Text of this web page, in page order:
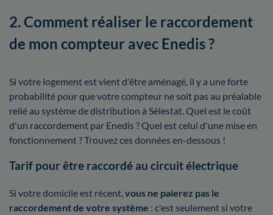
2. Comment réaliser le raccordement
de mon compteur avec Enedis ?
Si votre logement est vient d'être aménagé, il y a une forte
probabilité pour que votre compteur ne soit pas au préalable
relié au système de distribution à Sélestat. Quel est le coût
d'un raccordement par Enedis ? Quel est celui d'une mise en
fonctionnement ? Trouvez ces données en-dessous !
Tarif pour être raccordé au circuit électrique
Si votre domicile est récent,vous ne paierez pas le
raccordement de votre système : c'est seulement si votre